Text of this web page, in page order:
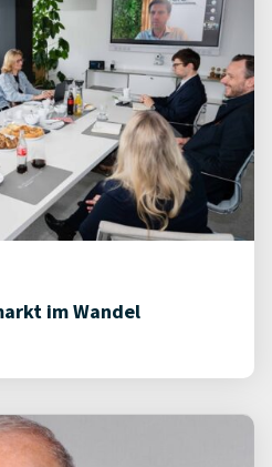
im Wandel